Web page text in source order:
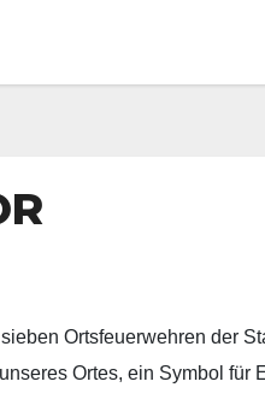
Ortsfeuerwehren der
Ortes, ein Symbol für